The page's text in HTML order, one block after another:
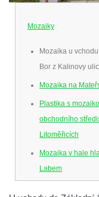
Mozaiky
Mozaika u
Bor z Kalinovy
Mozaika na
Plastika s
obchodního
Litoměřicích
Mozaika v hale
Labem